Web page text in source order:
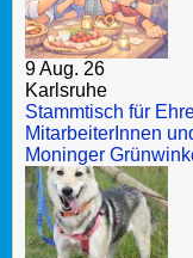
9 Aug. 26
Karlsruhe
Stammtisch für
MitarbeiterInnen
Moninger